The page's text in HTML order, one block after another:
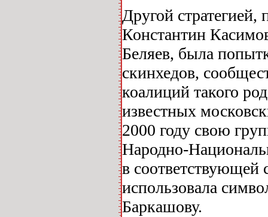
Другой стратегией,
Константин
Беляев, была
скинхедов,
коалиций такого
известных
2000 году свою
Народно-
в соответствующей
использовала
Баркашову.